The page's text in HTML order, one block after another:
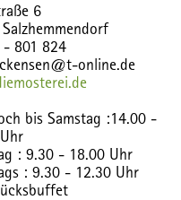
6
- 801 824
online.de
bis Samstag :14.00 -
: 9.30 - 18.00 Uhr
: 9.30 - 12.30 Uhr